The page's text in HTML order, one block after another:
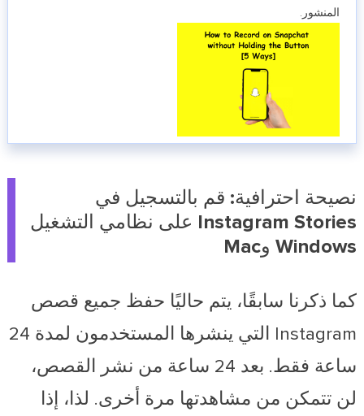
المنشور.
نصيحة احترافية: قم بالتسجيل في
Instagram Stories على نظامي التشغيل
Windows وMac
كما ذكرنا سابقًا، يتم حاليًا حفظ جميع قصص
Instagram التي ينشرها المستخدمون لمدة 24
ساعة فقط. بعد 24 ساعة من نشر القصص،
لن تتمكن من مشاهدتها مرة أخرى. لذا، إذا